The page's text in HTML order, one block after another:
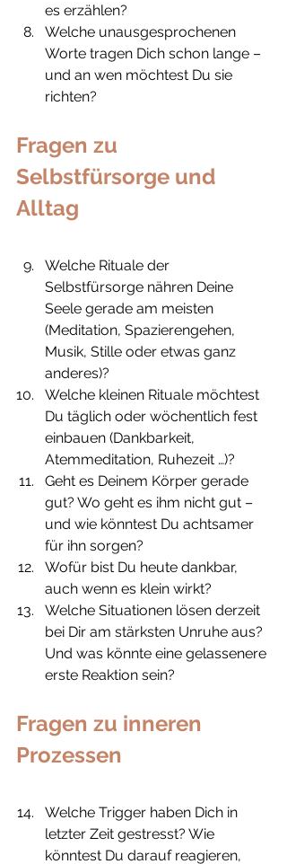
es erzählen?
Welche unausgesprochenen
Worte tragen Dich schon lange –
und an wen möchtest Du sie
richten?
Fragen zu
Selbstfürsorge und
Alltag
Welche Rituale der
Selbstfürsorge nähren Deine
Seele gerade am meisten
(Meditation, Spazierengehen,
Musik, Stille oder etwas ganz
anderes)?
Welche kleinen Rituale möchtest
Du täglich oder wöchentlich fest
einbauen (Dankbarkeit,
Atemmeditation, Ruhezeit …)?
Geht es Deinem Körper gerade
gut? Wo geht es ihm nicht gut –
und wie könntest Du achtsamer
für ihn sorgen?
Wofür bist Du heute dankbar,
auch wenn es klein wirkt?
Welche Situationen lösen derzeit
bei Dir am stärksten Unruhe aus?
Und was könnte eine gelassenere
erste Reaktion sein?
Fragen zu inneren
Prozessen
Welche Trigger haben Dich in
letzter Zeit gestresst? Wie
könntest Du darauf reagieren,